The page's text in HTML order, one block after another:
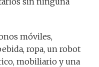
móviles,
ropa, un robot
mobiliario y una